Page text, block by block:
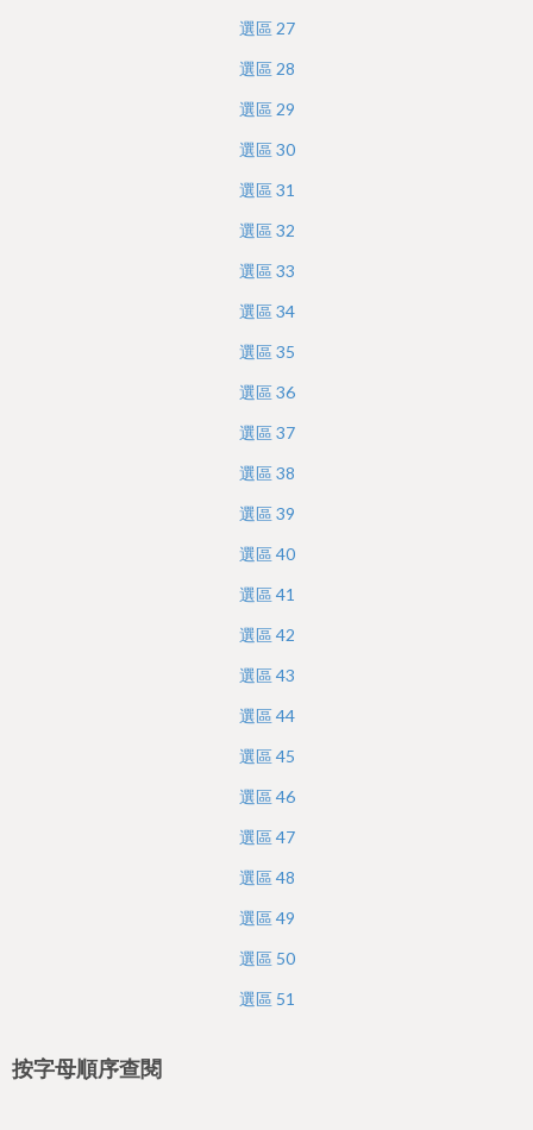
選區 27
選區 28
選區 29
選區30
選區31
選區32
選區33
選區34
選區35
選區36
選區37
選區38
選區39
選區40
選區41
選區42
選區43
選區44
選區45
選區46
選區47
選區48
選區49
選區 50
選區 51
按字母順序查閱